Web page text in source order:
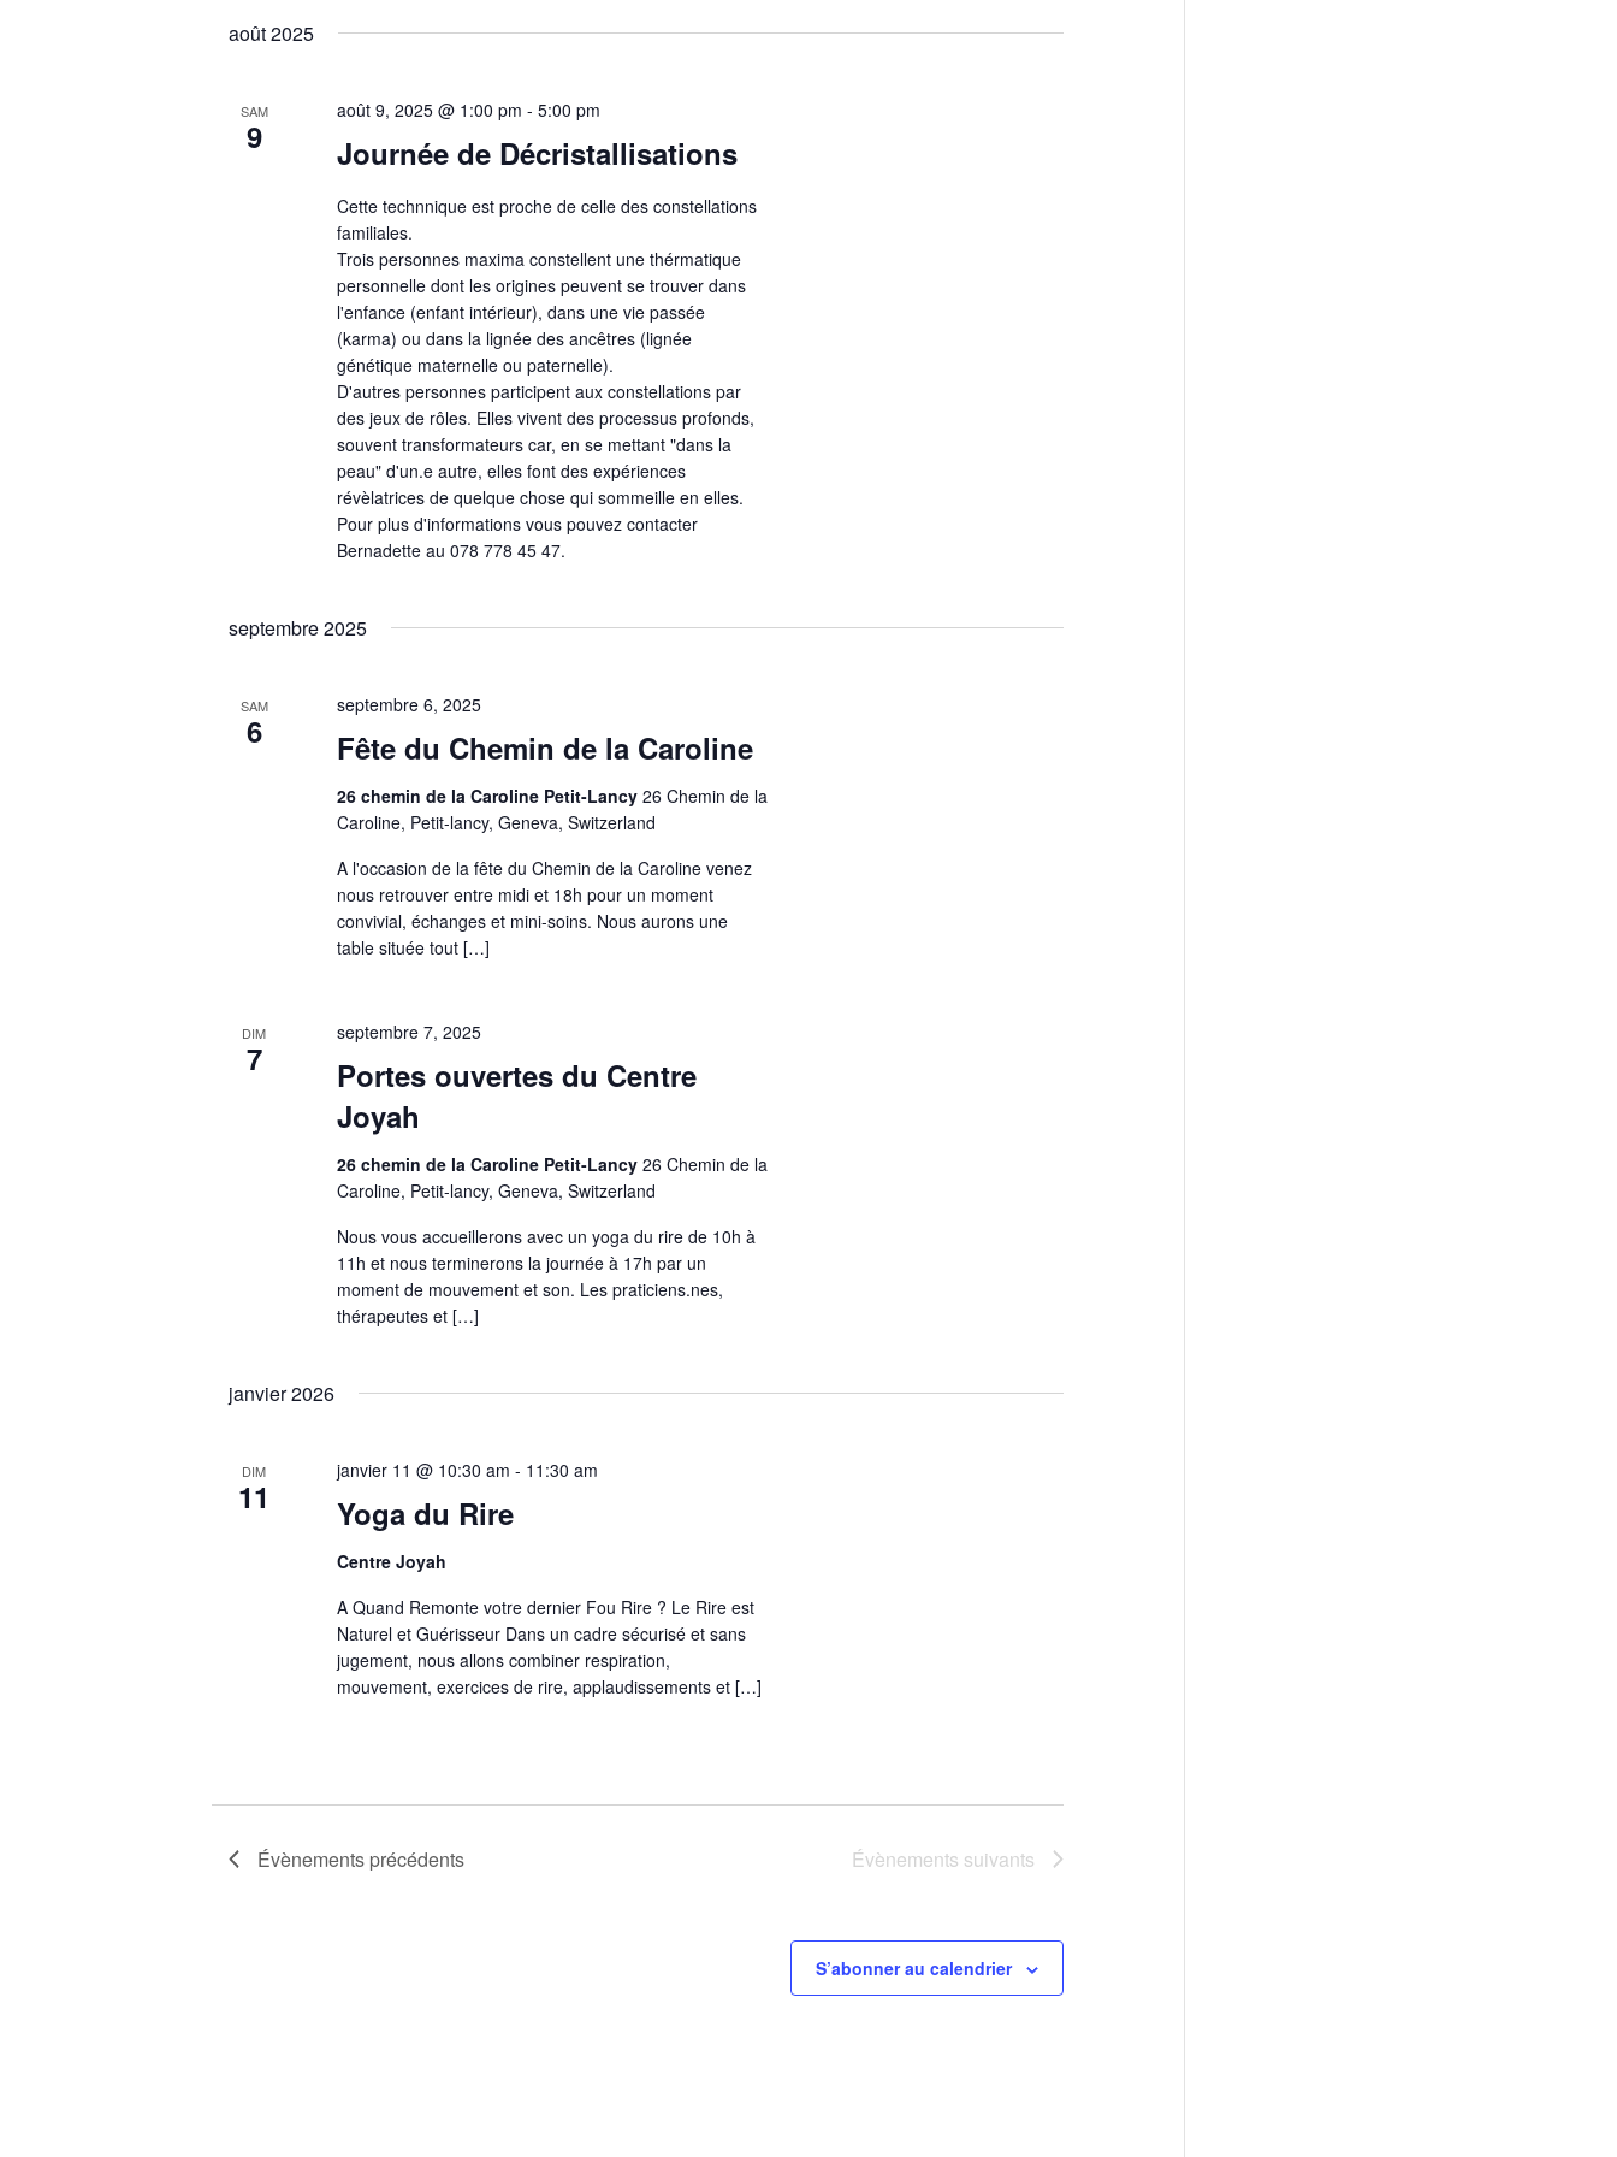
date.
août 2025
SAM
9 Journée de Décristallisations
août 9, 2025 @ 1:00 pm -5:00 pm
Cette technnique est proche de celle des constellations
familiales.
Trois personnes maxima constellent une thérmatique
personnelle dont les origines peuvent se trouver dans
l'enfance (enfant intérieur), dans une vie passée
(karma) ou dans la lignée des ancêtres (lignée
génétique maternelle ou paternelle).
D'autres personnes participent aux constellations par
des jeux de rôles. Elles vivent des processus profonds,
souvent transformateurs car, en se mettant "dans la
peau" d'un.e autre, elles font des expériences
révèlatrices de quelque chose qui sommeille en elles.
Pour plus d'informations vous pouvez contacter
Bernadette au 078 778 45 47.
septembre 2025
SAM
6 Fête du Chemin de la Caroline
septembre 6, 2025
26 chemin de la Caroline Petit-Lancy26 Chemin de la
Caroline, Petit-lancy, Geneva, Switzerland
A l'occasion de la fête du Chemin de la Caroline venez
nous retrouver entre midi et 18h pour un moment
convivial, échanges et mini-soins. Nous aurons une
table située tout […]
DIM
7
Portes ouvertes du Centre
Joyah
septembre 7, 2025
26 chemin de la Caroline Petit-Lancy26 Chemin de la
Caroline, Petit-lancy, Geneva, Switzerland
Nous vous accueillerons avec un yoga du rire de 10h à
11h et nous terminerons la journée à 17h par un
moment de mouvement et son. Les praticiens.nes,
thérapeutes et […]
janvier 2026
DIM
11 Yoga du Rire
janvier 11 @ 10:30 am - 11:30 am
Centre Joyah
A Quand Remonte votre dernier Fou Rire ? Le Rire est
Naturel et Guérisseur Dans un cadre sécurisé et sans
jugement, nous allons combiner respiration,
mouvement, exercices de rire, applaudissements et […]
Évènements précédents Évènements suivants
S’abonner au calendrier